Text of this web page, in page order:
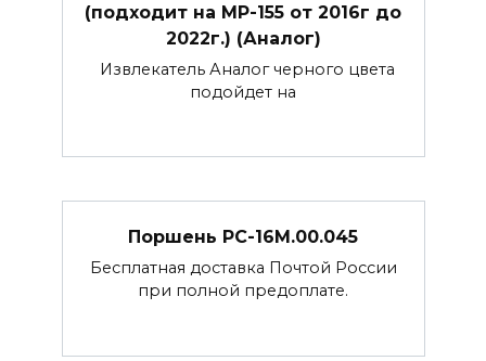
(подходит на МР-155 от 2016г до
2022г.) (Аналог)
Извлекатель Аналог черного цвета
подойдет на
Поршень РС-16М.00.045
Бесплатная доставка Почтой России
при полной предоплате.